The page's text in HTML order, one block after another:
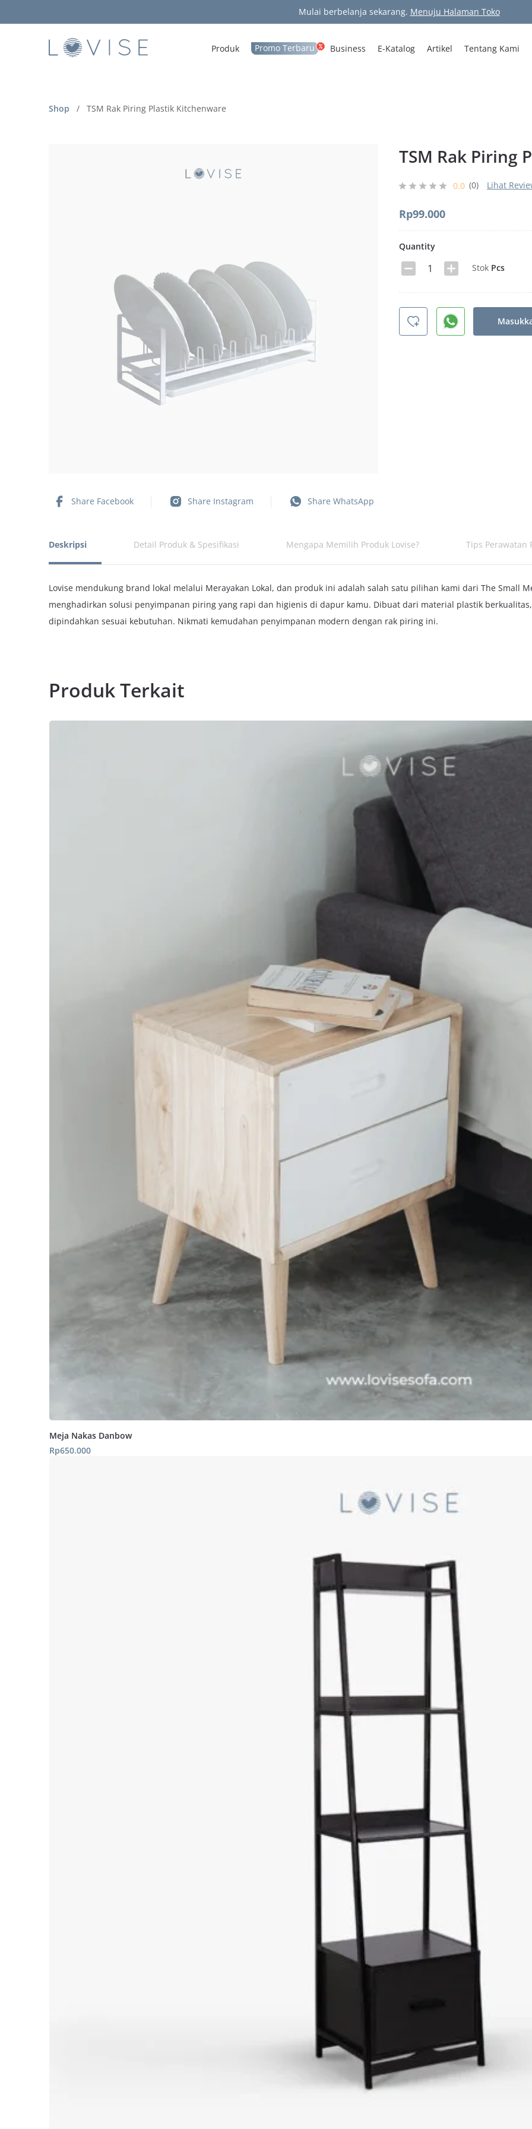
Mulai berbelanja sekarang. Menuju Halaman Toko
Produk Promo Terbaru Business E-Katalog Artikel Tentang Kami
Shop / TSM Rak Piring Plastik Kitchenware
Share Facebook Share Instagram Share WhatsApp
TSM Rak Piring
0.0 (0) Lihat
Rp99.000
Quantity
Stok Pcs
Deskripsi Detail Produk & Spesifikasi Mengapa Memilih Produk Lovise? Tips Perawatan
Lovise mendukung brand lokal melalui Merayakan Lokal, dan produk ini adalah salah satu pilihan kami dari The Small
menghadirkan solusi penyimpanan piring yang rapi dan higienis di dapur kamu. Dibuat dari material plastik
dipindahkan sesuai kebutuhan. Nikmati kemudahan penyimpanan modern dengan rak piring ini.
Produk Terkait
Meja Nakas Danbow
Rp650.000